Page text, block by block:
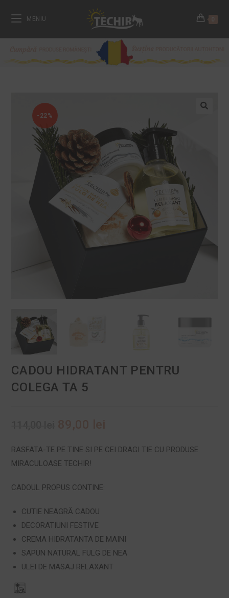
MENIU
-22%
CADOU HIDRATANT PENTRU
COLEGA TA 5
RASFATA-TE PE TINE SI PE CEI DRAGI TIE CU PRODUSE
MIRACULOASE TECHIR!
CADOUL PROPUS CONTINE:
CUTIE NEAGRĂ CADOU
DECORATIUNI FESTIVE
CREMA HIDRATANTA DE MAINI
SAPUN NATURAL FULG DE NEA
ULEI DE MASAJ RELAXANT